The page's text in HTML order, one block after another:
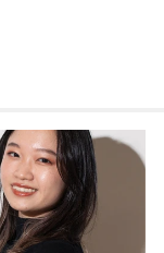
【プロデューサー
メージが故...